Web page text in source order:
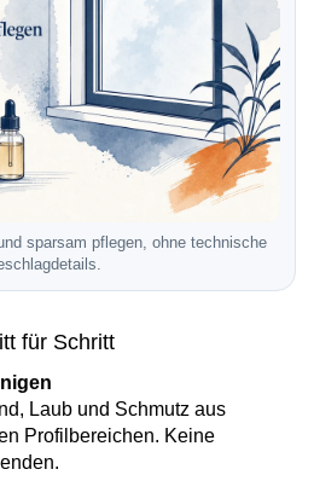
sparsam pflegen, ohne technische
für Schritt
Laub und Schmutz aus
Profilbereichen. Keine